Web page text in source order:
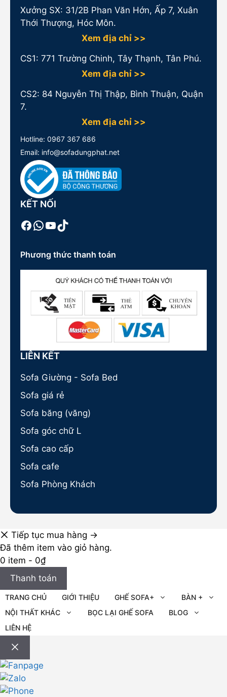
Xưởng SX: 31/2B Phan Văn Hớn, Ấp 7, Xuân
Thới Thượng, Hóc Môn.
Xem địa chỉ >>
CS1: 771 Trường Chinh, Tây Thạnh, Tân Phú.
Xem địa chỉ >>
CS2: 84 Nguyễn Thị Thập, Bình Thuận, Quận
7.
Xem địa chỉ >>
Hotline: 0967 367 686
Email: info@sofadungphat.net
KẾT NỐI
Facebook
WhatsApp
Youtube
TikTok
Phương thức thanh toán
LIÊN KẾT
Sofa Giường - Sofa Bed
Sofa giá rẻ
Sofa băng (văng)
Sofa góc chữ L
Sofa cao cấp
Sofa cafe
Sofa Phòng Khách
Tiếp tục mua hàng →
Đã thêm item vào giỏ hàng.
0 item - 0₫
Thanh toán
TRANG CHỦ GIỚI THIỆU GHẾ SOFA+
BÀN +
NỘI THẤT KHÁC
BỌC LẠI GHẾ SOFA
BLOG
LIÊN HỆ
Đóng